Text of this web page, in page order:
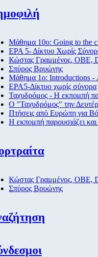
Μάθημα 10ο: Going to the
ΕΡΑ 5- Δίκτυο Χωρίς
Κώστας Γραμμένος, ΟΒΕ,
Σπύρος Βρυώνης
Μάθημα 1ο: Introductions -
ΕΡΑ5-Δίκτυο χωρίς σύνορα
Ταχυδρόμος - Η εκπομπή
Ο "Ταχυδρόμος" την
Πτήσεις από Eυρώπη για
Η εκπομπή παρουσιάζει και
Κώστας Γραμμένος, ΟΒΕ,
Σπύρος Βρυώνης